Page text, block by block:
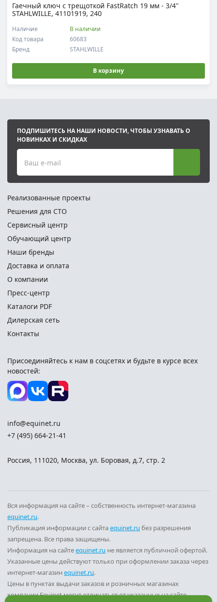
Гаечный ключ с трещоткой FastRatch 19 мм - 3/4"
STAHLWILLE, 41101919, 240
Код товара 60683
Наличие В наличии
Бренд STAHLWILLE
В корзину
ПОДПИШИТЕСЬ НА НАШИ НОВОСТИ, ЧТОБЫ УЗНАВАТЬ О
НОВИНКАХ И СКИДКАХ
Ваш e-mail
Реализованные проекты
Решения для СТО
Сервисный центр
Обучающий центр
Наши бренды
Доставка и оплата
О компании
Пресс-центр
Каталоги PDF
Дилерская сеть
Контакты
Присоединяйтесь к нам в соцсетях и будьте в курсе всех
новостей:
info@equinet.ru
+7 (495) 664-21-41
Россия, 111020, Москва, ул. Боровая, д.7, стр. 2
Вся информация на сайте – собственность интернет-магазина
equinet.ru.
Публикация информации с сайтаequinet.ru без разрешения
запрещена. Все права защищены.
Информация на сайтеequinet.ru не является публичной офертой.
Указанные цены действуют только при оформлении заказа через
интернет-магазин equinet.ru.
Цены в пунктах выдачи заказов и розничных магазинах
компании Equinet могут отличаться от указанных на сайте.